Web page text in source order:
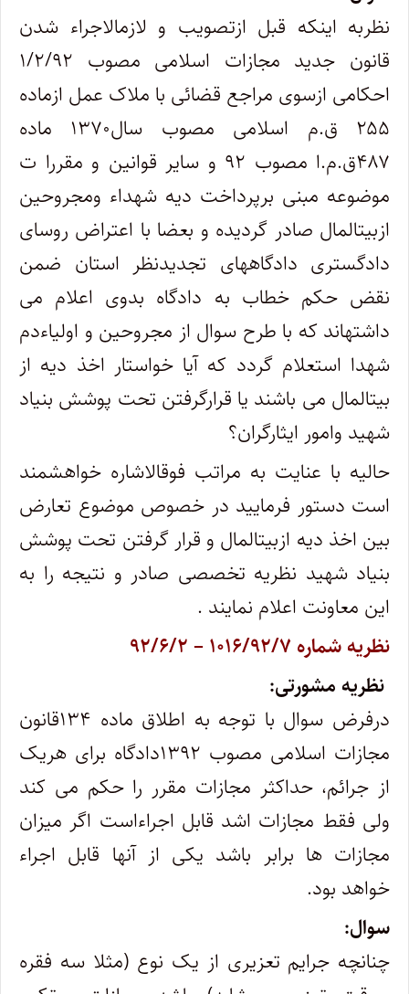
نظربه اینکه قبل ازتصویب و لازم­الاجراء شدن
قانون جدید مجازات اسلامی مصوب ۱/۲/۹۲
احکامی ازسوی مراجع قضائی با ملاک عمل ازماده
۲۵۵ ق.م اسلامی مصوب سال۱۳۷۰ ماده
۴۸۷ق.م.ا مصوب ۹۲ و سایر قوانین و مقررا ت
موضوعه مبنی برپرداخت دیه شهداء ومجروحین
ازبیت­المال صادر گردیده و بعضا با اعتراض روسای
دادگستری دادگاههای تجدیدنظر استان ضمن
نقض حکم خطاب به دادگاه بدوی اعلام می
داشته­اند که با طرح سوال از مجروحین و اولیاءدم
شهدا استعلام گردد که آیا خواستار اخذ دیه از
بیت­المال می باشند یا قرارگرفتن تحت پوشش بنیاد
شهید وامور ایثارگران؟
حالیه با عنایت به مراتب فوق­الاشاره خواهشمند
است دستور فرمایید در خصوص موضوع تعارض
بین اخذ دیه ازبیت­المال و قرار گرفتن تحت پوشش
بنیاد شهید نظریه تخصصی صادر و نتیجه را به
این معاونت اعلام نمایند .
نظریه شماره ۱۰۱۶/۹۲/۷ – ۹۲/۶/۲
نظریه مشورتی:
درفرض سوال با توجه به اطلاق ماده ۱۳۴قانون
مجازات اسلامی مصوب ۱۳۹۲دادگاه برای هریک
از جرائم، حداکثر مجازات مقرر را حکم می کند
ولی فقط مجازات اشد قابل اجراء‌است اگر میزان
مجازات ها برابر باشد یکی از آنها قابل اجراء
خواهد بود.
سوال:
چنانچه جرایم تعزیری از یک نوع (مثلا سه فقره